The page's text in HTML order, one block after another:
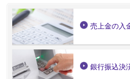
売上金の入
銀行振込決